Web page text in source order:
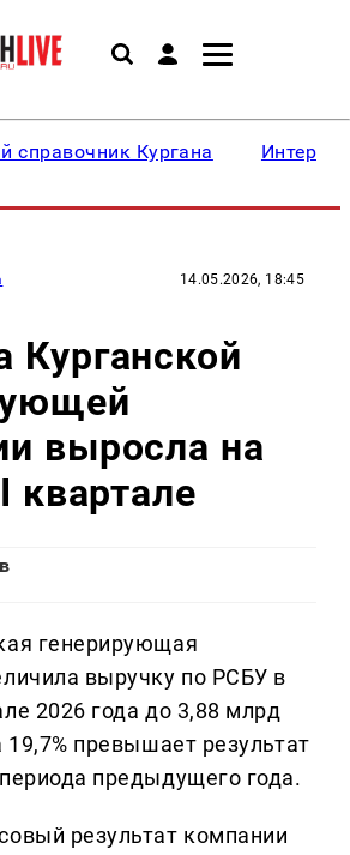
справочник Кургана
14.05.2026, 18:45
Курганской
выросла на
квартале
генерирующая
выручку по РСБУ в
2026 года до 3,88 млрд
19,7% превышает результат
предыдущего года.
результат компании